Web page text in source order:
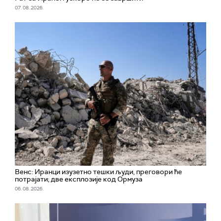
07. 08. 2026.
Венс: Иранци изузетно тешки људи, преговори ће
потрајати; две експлозије код Ормуза
06. 08. 2026.